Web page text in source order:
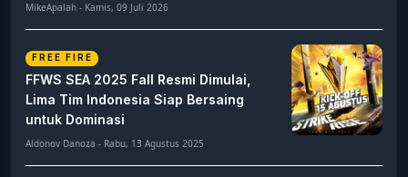
MikeApalah - Kamis, 09 Juli 2026
FREE FIRE
FFWS SEA 2025 Fall Resmi Dimulai,
Lima Tim Indonesia Siap Bersaing
untuk Dominasi
Aldonov Danoza - Rabu, 13 Agustus 2025